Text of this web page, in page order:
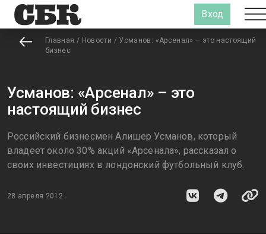
Вход
Главная / Новости / Усманов: «Арсенал» – это настоящий
бизнес
Усманов: «Арсенал» – это
настоящий бизнес
Российский бизнесмен Алишер Усманов, который
владеет около 30% акций «Арсенала», рассказал о
своих инвестициях в лондонский футбольный клуб.
28 апреля 2012